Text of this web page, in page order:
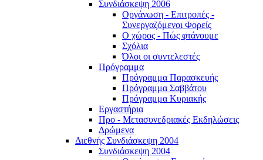
Συνδιάσκεψη 2006
Οργάνωση - Επιτροπές -
Συνεργαζόμενοι Φορείς
Ο χώρος - Πώς φτάνουμε
Σχόλια
Όλοι οι συντελεστές
Πρόγραμμα
Πρόγραμμα Παρασκευής
Πρόγραμμα Σαββάτου
Πρόγραμμα Κυριακής
Εργαστήρια
Προ - Μετασυνεδριακές Εκδηλώσεις
Δρώμενα
Διεθνής Συνδιάσκεψη 2004
Συνδιάσκεψη 2004